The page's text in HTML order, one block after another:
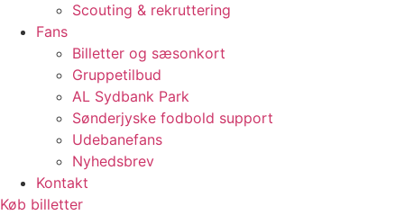
Scouting & rekruttering
Fans
Billetter og sæsonkort
Gruppetilbud
AL Sydbank Park
Sønderjyske fodbold support
Udebanefans
Nyhedsbrev
Kontakt
Køb billetter